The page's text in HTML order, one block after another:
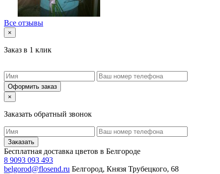
Все отзывы
×
Заказ в 1 клик
Оформить заказ
×
Заказать обратный звонок
Заказать
Бесплатная доставка цветов в Белгороде
8 9093 093 493
belgorod@flosend.ru Белгород, Князя Трубецкого, 68